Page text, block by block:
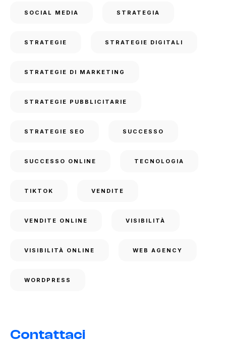
SOCIAL MEDIA STRATEGIA
STRATEGIE STRATEGIE DIGITALI
STRATEGIE DI MARKETING
STRATEGIE PUBBLICITARIE
STRATEGIE SEO SUCCESSO
SUCCESSO ONLINE TECNOLOGIA
TIKTOK VENDITE
VENDITE ONLINE VISIBILITÀ
VISIBILITÀ ONLINE WEB AGENCY
WORDPRESS
Contattaci